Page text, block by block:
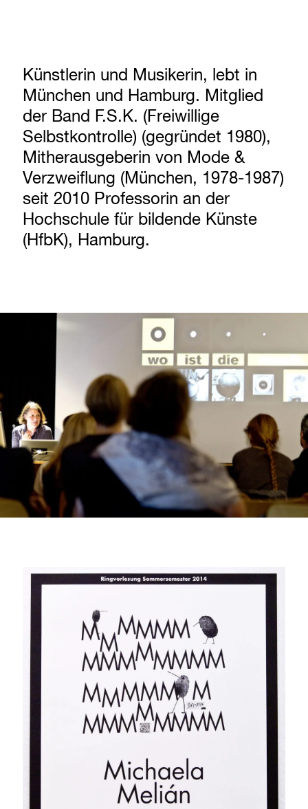
Künstlerin und Musikerin, lebt in
München und Hamburg. Mitglied
der Band F.S.K. (Freiwillige
Selbstkontrolle) (gegründet 1980),
Mitherausgeberin von Mode &
Verzweiflung (München, 1978-1987)
seit 2010 Professorin an der
Hochschule für bildende Künste
(HfbK), Hamburg.